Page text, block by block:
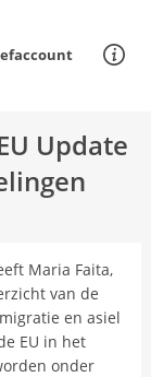
Update
Maria Faita,
van de
en asiel
EU in het
onder